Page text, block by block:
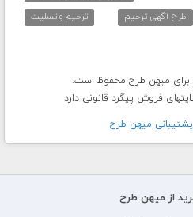
طرح آگهی ترحیم
ترحیم و تسلیت
فروش پیگرد قانونی دارد
ميهن طرح
از میهن طرح